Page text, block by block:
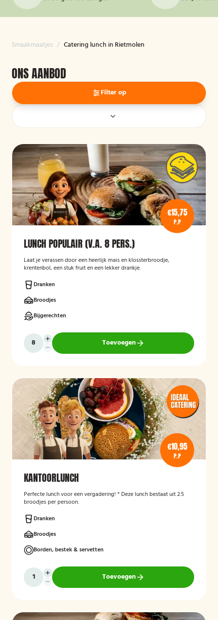
Smaakmaatjes / Catering lunch in Rietmolen
ONS AANBOD
Filter op
€15,75
P.P
LUNCH POPULAIR (V.A. 8 PERS.)
Laat je verassen door een heerlijk mais en klossterbroodje,
krentenbol, een stuk fruit en een lekker drankje.
Dranken
Broodjes
Bijgerechten
Toevoegen
€10,95
P.P
KANTOORLUNCH
Perfecte lunch voor een vergadering! * Deze lunch bestaat uit 2.5
broodjes per persoon.
Dranken
Broodjes
Borden, bestek & servetten
Toevoegen